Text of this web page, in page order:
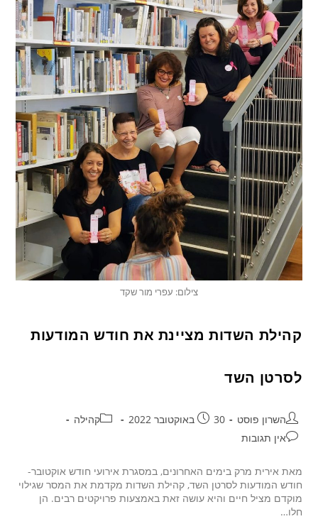
צילום: עפרי מור שקד
קהילת השדות מציינת את חודש המודעות
לסרטן השד
השרון פוסט 30 באוקטובר 2022
קהילה
אין תגובות
מאת אירית מרק בימים האחרונים, במסגרת אירועי חודש אוקטובר-
חודש המודעות לסרטן השד, קהילת השדות מקדמת את המסר שגילוי
מוקדם מציל חיים והיא עושה זאת באמצעות פרויקטים רבים. הן
חלו…